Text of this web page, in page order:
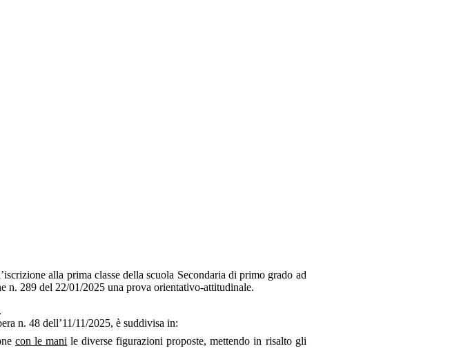
alla prima classe della scuola Secondaria di primo grado ad
n. 289 del 22/01/2025 una prova orientativo-attitudinale.
n. 48 dell’11/11/2025, è suddivisa in:
con le mani le diverse figurazioni proposte, mettendo in risalto gli